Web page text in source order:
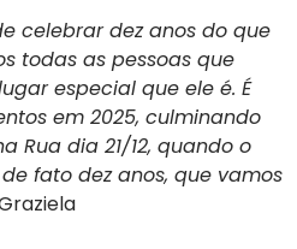
celebrar dez anos do que
todas as pessoas que
especial que ele é. É
em 2025, culminando
Rua dia 21/12, quando o
fato dez anos, que vamos